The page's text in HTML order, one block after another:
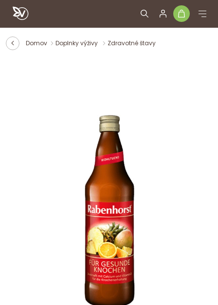
Domov Doplnky výživy Zdravotné štavy